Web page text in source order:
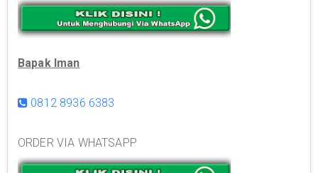
Bapak Iman
0812 8936 6383
ORDER VIA WHATSAPP